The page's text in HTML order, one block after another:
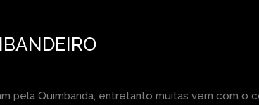
pela Quimbanda, entretanto muitas vem com